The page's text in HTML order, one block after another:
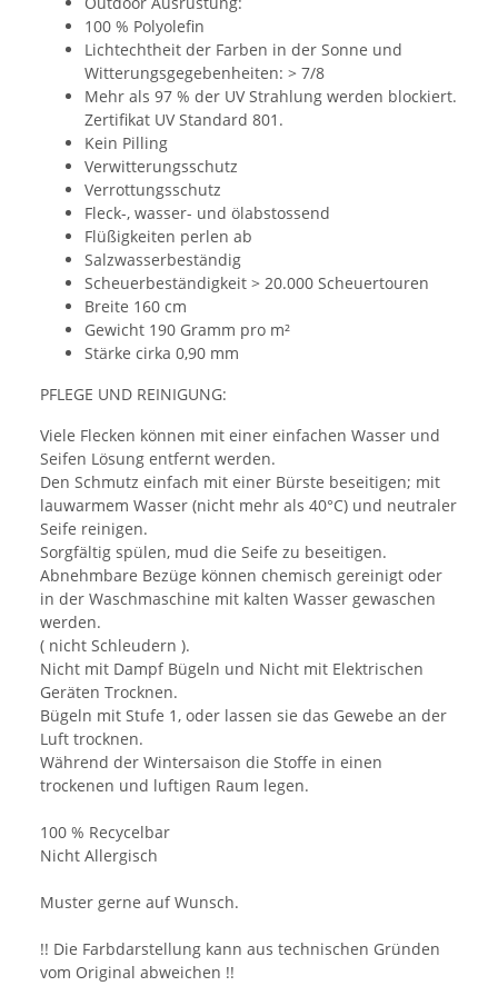
100 % Polyolefin
Lichtechtheit der Farben in der Sonne und
Witterungsgegebenheiten: > 7/8
Mehr als 97 % der UV Strahlung werden blockiert.
Zertifikat UV Standard 801.
Kein Pilling
Verwitterungsschutz
Verrottungsschutz
Fleck-, wasser- und ölabstossend
Flüßigkeiten perlen ab
Salzwasserbeständig
Scheuerbeständigkeit > 20.000 Scheuertouren
Breite 160 cm
Gewicht 190 Gramm pro m²
Stärke cirka 0,90 mm
PFLEGE UND REINIGUNG:
Viele Flecken können mit einer einfachen Wasser und
Seifen Lösung entfernt werden.
Den Schmutz einfach mit einer Bürste beseitigen; mit
lauwarmem Wasser (nicht mehr als 40°C) und neutraler
Seife reinigen.
Sorgfältig spülen, mud die Seife zu beseitigen.
Abnehmbare Bezüge können chemisch gereinigt oder
in der Waschmaschine mit kalten Wasser gewaschen
werden.
( nicht Schleudern ).
Nicht mit Dampf Bügeln und Nicht mit Elektrischen
Geräten Trocknen.
Bügeln mit Stufe 1, oder lassen sie das Gewebe an der
Luft trocknen.
Während der Wintersaison die Stoffe in einen
trockenen und luftigen Raum legen.
100 % Recycelbar
Nicht Allergisch
Muster gerne auf Wunsch.
!! Die Farbdarstellung kann aus technischen Gründen
vom Original abweichen !!